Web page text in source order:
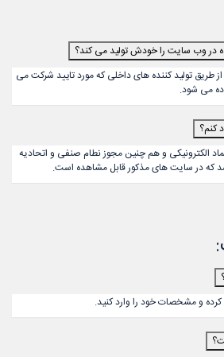
در وب سایت را خودش تولید می کند؟
طریق تولید کننده های داخلی که مورد تایید شرکت می
می شود.
کنم؟
نماد الکترونیکی و هم چنین مجوز نطام صنفی و اتحادیه
که در سایت های مذکور قابل مشاهده است.
و مشخصات خود را وارد کنید.